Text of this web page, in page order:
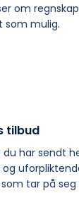
om
som mulig.
tilbud
har sendt
tar på seg